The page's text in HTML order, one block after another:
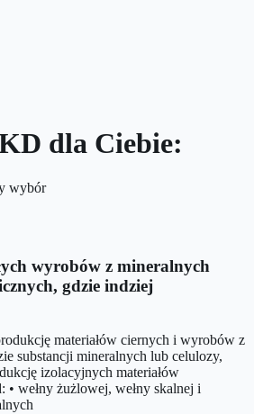
dla Ciebie:
wybór
wyrobów z mineralnych
gdzie indziej
materiałów ciernych i wyrobów z
substancji mineralnych lub celulozy,
izolacyjnych materiałów
• wełny żużlowej, wełny skalnej i